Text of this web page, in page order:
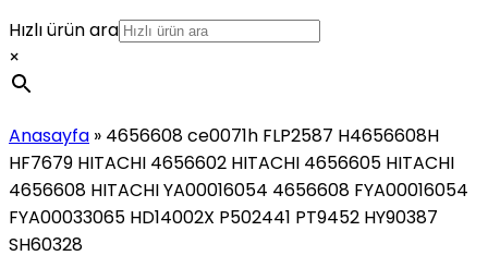
Hızlı ürün ara
×
Anasayfa » 4656608 ce0071h FLP2587 H4656608H
HF7679 HITACHI 4656602 HITACHI 4656605 HITACHI
4656608 HITACHI YA00016054 4656608 FYA00016054
FYA00033065 HD14002X P502441 PT9452 HY90387
SH60328